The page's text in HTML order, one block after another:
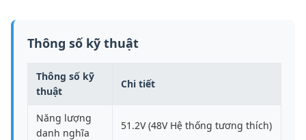
Thông số kỹ thuật
Thông số kỹ
thuật
Chi tiết
Năng lượng
danh nghĩa
51.2V (48V Hệ thống tương thích)